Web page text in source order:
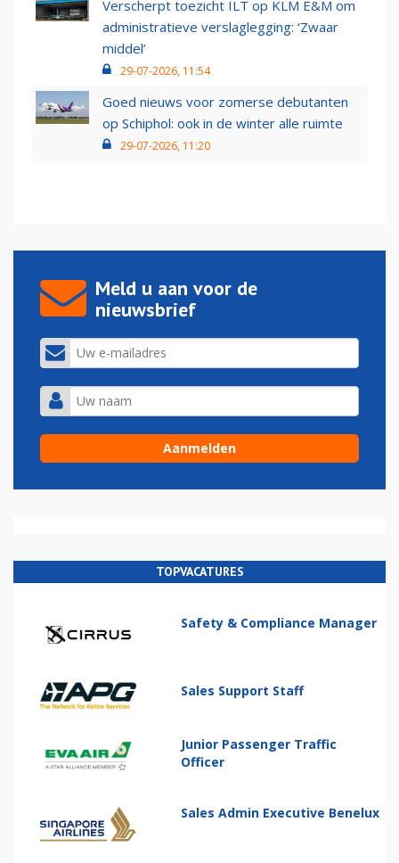
Verscherpt toezicht ILT op KLM E&M om
administratieve verslaglegging: ‘Zwaar
middel’
29-07-2026, 11:54
Goed nieuws voor zomerse debutanten
op Schiphol: ook in de winter alle ruimte
29-07-2026, 11:20
Meld u aan voor de
nieuwsbrief
TOPVACATURES
Safety & Compliance Manager
Sales Support Staff
Junior Passenger Traffic
Officer
Sales Admin Executive Benelux